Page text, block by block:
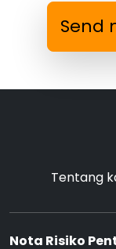
Send
Tentang
Nota Risiko